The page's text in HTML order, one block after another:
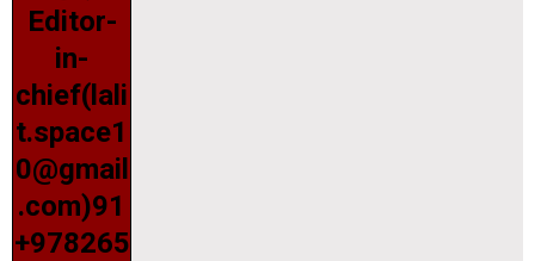
Editor-
in-
chief(lali
t.space1
0@gmail
.com)91
+978265